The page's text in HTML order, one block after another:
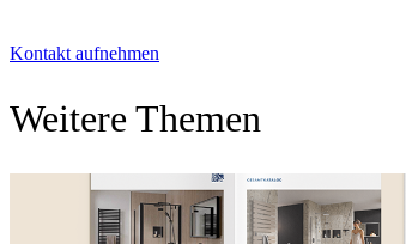
Kontakt aufnehmen
Weitere Themen